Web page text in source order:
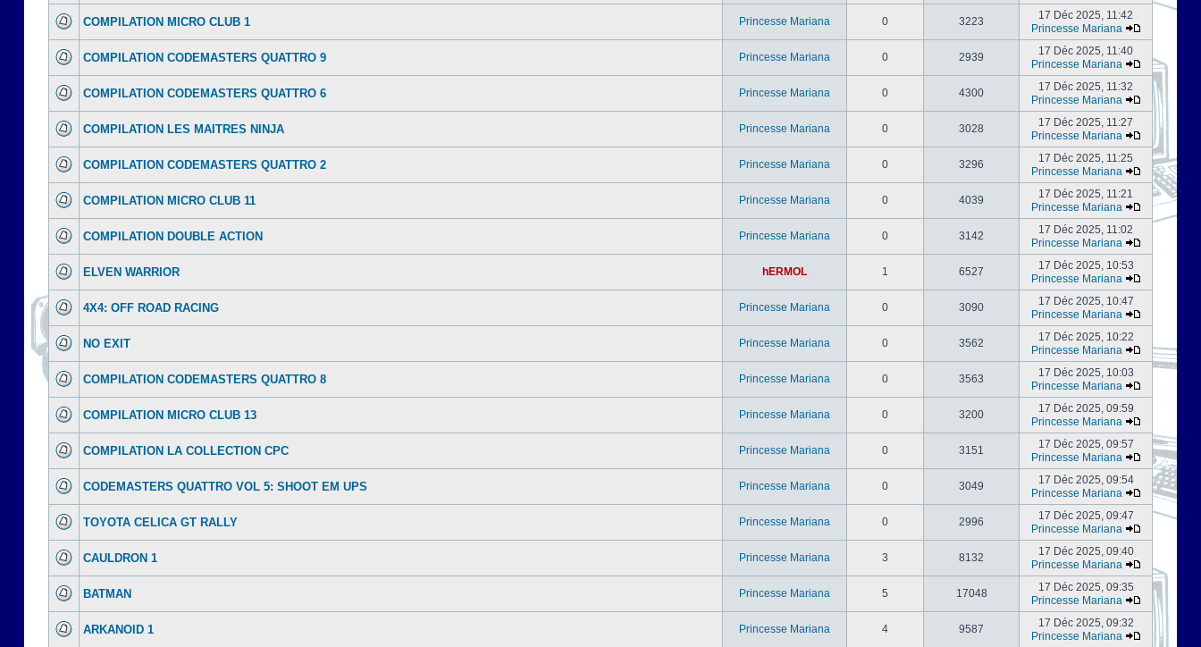
COMPILATION MICRO CLUB 1 Princesse Mariana 0 3223
17 Déc 2025, 11:42
Princesse Mariana
COMPILATION CODEMASTERS QUATTRO 9 Princesse Mariana 0 2939
17 Déc 2025, 11:40
Princesse Mariana
COMPILATION CODEMASTERS QUATTRO 6 Princesse Mariana 0 4300
17 Déc 2025, 11:32
Princesse Mariana
COMPILATION LES MAITRES NINJA Princesse Mariana 0 3028
17 Déc 2025, 11:27
Princesse Mariana
COMPILATION CODEMASTERS QUATTRO 2 Princesse Mariana 0 3296
17 Déc 2025, 11:25
Princesse Mariana
COMPILATION MICRO CLUB 11 Princesse Mariana 0 4039
17 Déc 2025, 11:21
Princesse Mariana
COMPILATION DOUBLE ACTION Princesse Mariana 0 3142
17 Déc 2025, 11:02
Princesse Mariana
ELVEN WARRIOR hERMOL 1 6527
17 Déc 2025, 10:53
Princesse Mariana
4X4: OFF ROAD RACING Princesse Mariana 0 3090
17 Déc 2025, 10:47
Princesse Mariana
NO EXIT Princesse Mariana 0 3562
17 Déc 2025, 10:22
Princesse Mariana
COMPILATION CODEMASTERS QUATTRO 8 Princesse Mariana 0 3563
17 Déc 2025, 10:03
Princesse Mariana
COMPILATION MICRO CLUB 13 Princesse Mariana 0 3200
17 Déc 2025, 09:59
Princesse Mariana
COMPILATION LA COLLECTION CPC Princesse Mariana 0 3151
17 Déc 2025, 09:57
Princesse Mariana
CODEMASTERS QUATTRO VOL 5: SHOOT EM UPS Princesse Mariana 0 3049
17 Déc 2025, 09:54
Princesse Mariana
TOYOTA CELICA GT RALLY Princesse Mariana 0 2996
17 Déc 2025, 09:47
Princesse Mariana
CAULDRON 1 Princesse Mariana 3 8132
17 Déc 2025, 09:40
Princesse Mariana
BATMAN Princesse Mariana 5 17048
17 Déc 2025, 09:35
Princesse Mariana
ARKANOID 1 Princesse Mariana 4 9587
17 Déc 2025, 09:32
Princesse Mariana